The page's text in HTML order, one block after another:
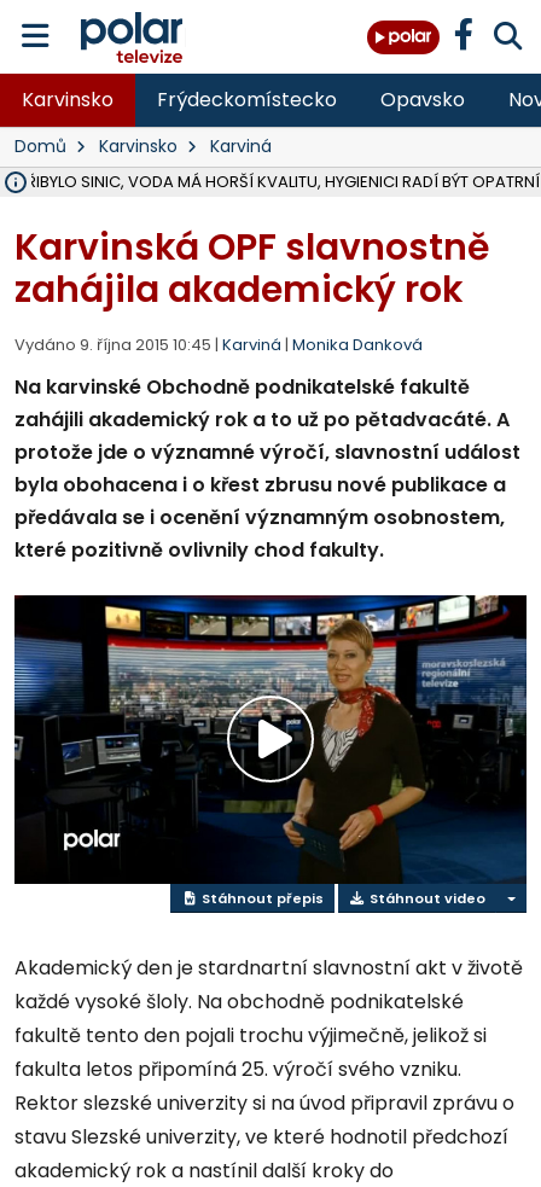
Karvinsko Frýdeckomístecko Opavsko
Domů Karvinsko Karviná
PŘIBYLO SINIC, VODA MÁ HORŠÍ KVALITU, HYGIENICI RADÍ BÝT OPATRNÍ
Karvinská OPF slavnostně
zahájila akademický rok
Vydáno 9. října 2015 10:45 | Karviná | Monika Danková
Na karvinské Obchodně podnikatelské fakultě
zahájili akademický rok a to už po pětadvacáté. A
protože jde o významné výročí, slavnostní událost
byla obohacena i o křest zbrusu nové publikace a
předávala se i ocenění významným osobnostem,
které pozitivně ovlivnily chod fakulty.
Přehrát
video
Stáhnout přepis Stáhnout video
Akademický den je stardnartní slavnostní akt v životě
každé vysoké šloly. Na obchodně podnikatelské
fakultě tento den pojali trochu výjimečně, jelikož si
fakulta letos připomíná 25. výročí svého vzniku.
Rektor slezské univerzity si na úvod připravil zprávu o
stavu Slezské univerzity, ve které hodnotil předchozí
akademický rok a nastínil další kroky do